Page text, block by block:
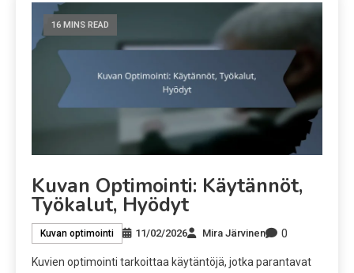
16 MINS READ
Kuvan Optimointi: Käytännöt,
Työkalut, Hyödyt
Kuvan optimointi 11/02/2026 Mira Järvinen 0
Kuvien optimointi tarkoittaa käytäntöjä, jotka parantavat